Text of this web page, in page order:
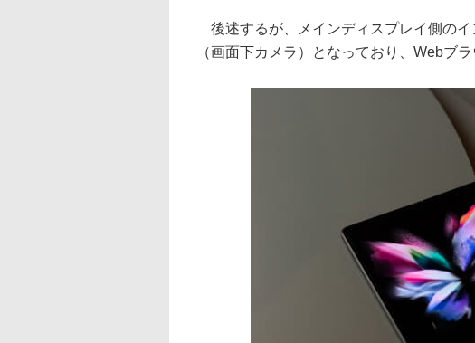
後述するが、メインディスプレイ側の
（画面下カメラ）となっており、Webブ